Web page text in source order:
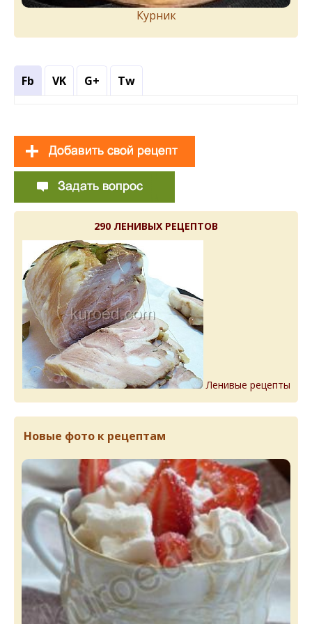
Курник
Fb VK G+ Tw
290 ЛЕНИВЫХ РЕЦЕПТОВ
Ленивые рецепты
Новые фото к рецептам